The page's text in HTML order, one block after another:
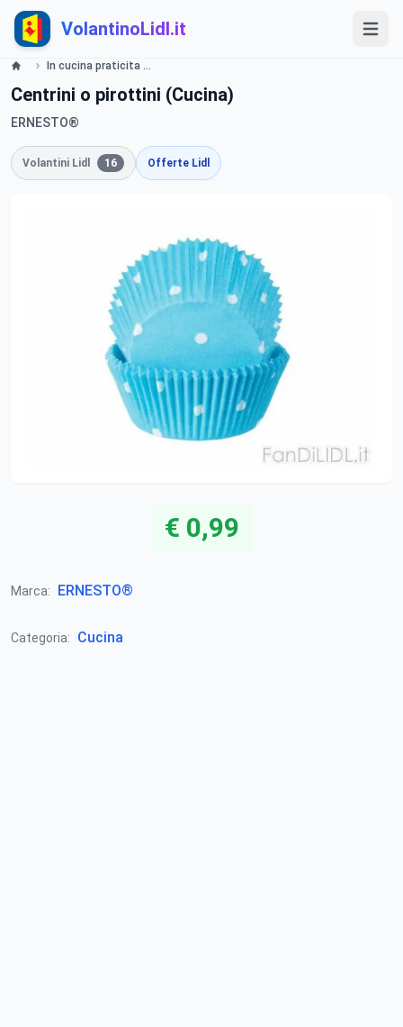
VolantinoLidl.it
In cucina praticita e fantasia! - LIDL Catalogue - Offerte valide dal 20 settembre 2018 Lidl
Centrini o pirottini (Cucina)
ERNESTO®
Volantini Lidl 16 Offerte Lidl
€ 0,99
Marca: ERNESTO®
Categoria: Cucina